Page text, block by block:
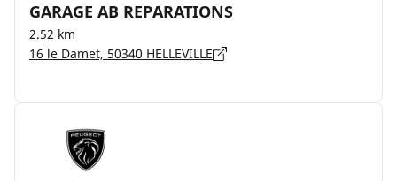
GARAGE AB REPARATIONS
2.52 km
16 le Damet, 50340 HELLEVILLE